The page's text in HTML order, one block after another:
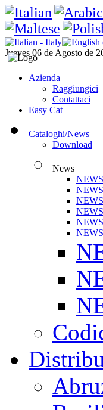
Jueves 06 de Agosto de
Azienda
Raggiungici
Contattaci
Easy Cat
Cataloghi/News
Download
News